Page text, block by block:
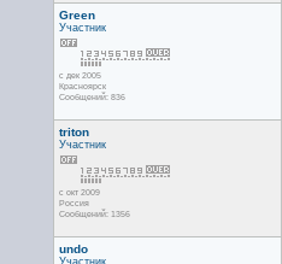
Green
Участник
с дек 2005
Красноярск
Сообщений: 836
triton
Участник
с окт 2009
Россия
Сообщений: 1356
undo
Участник